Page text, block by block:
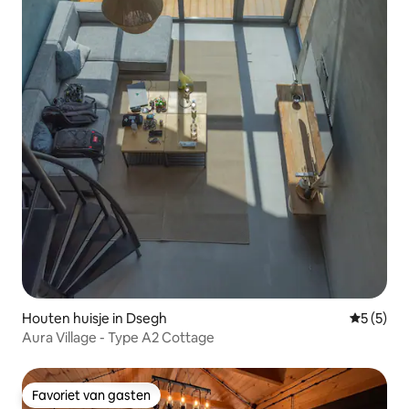
Houten huisje in Dsegh
5 (5)
Aura Village - Type A2 Cottage
Favoriet van gasten
Favoriet van gasten